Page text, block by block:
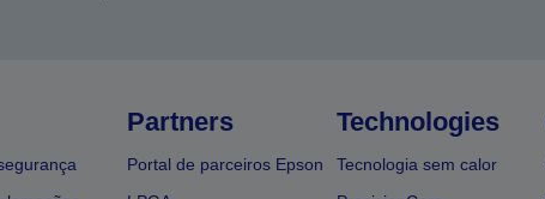
Partners
Portal de parceiros Epson
Technologies
Tecnologia sem calor